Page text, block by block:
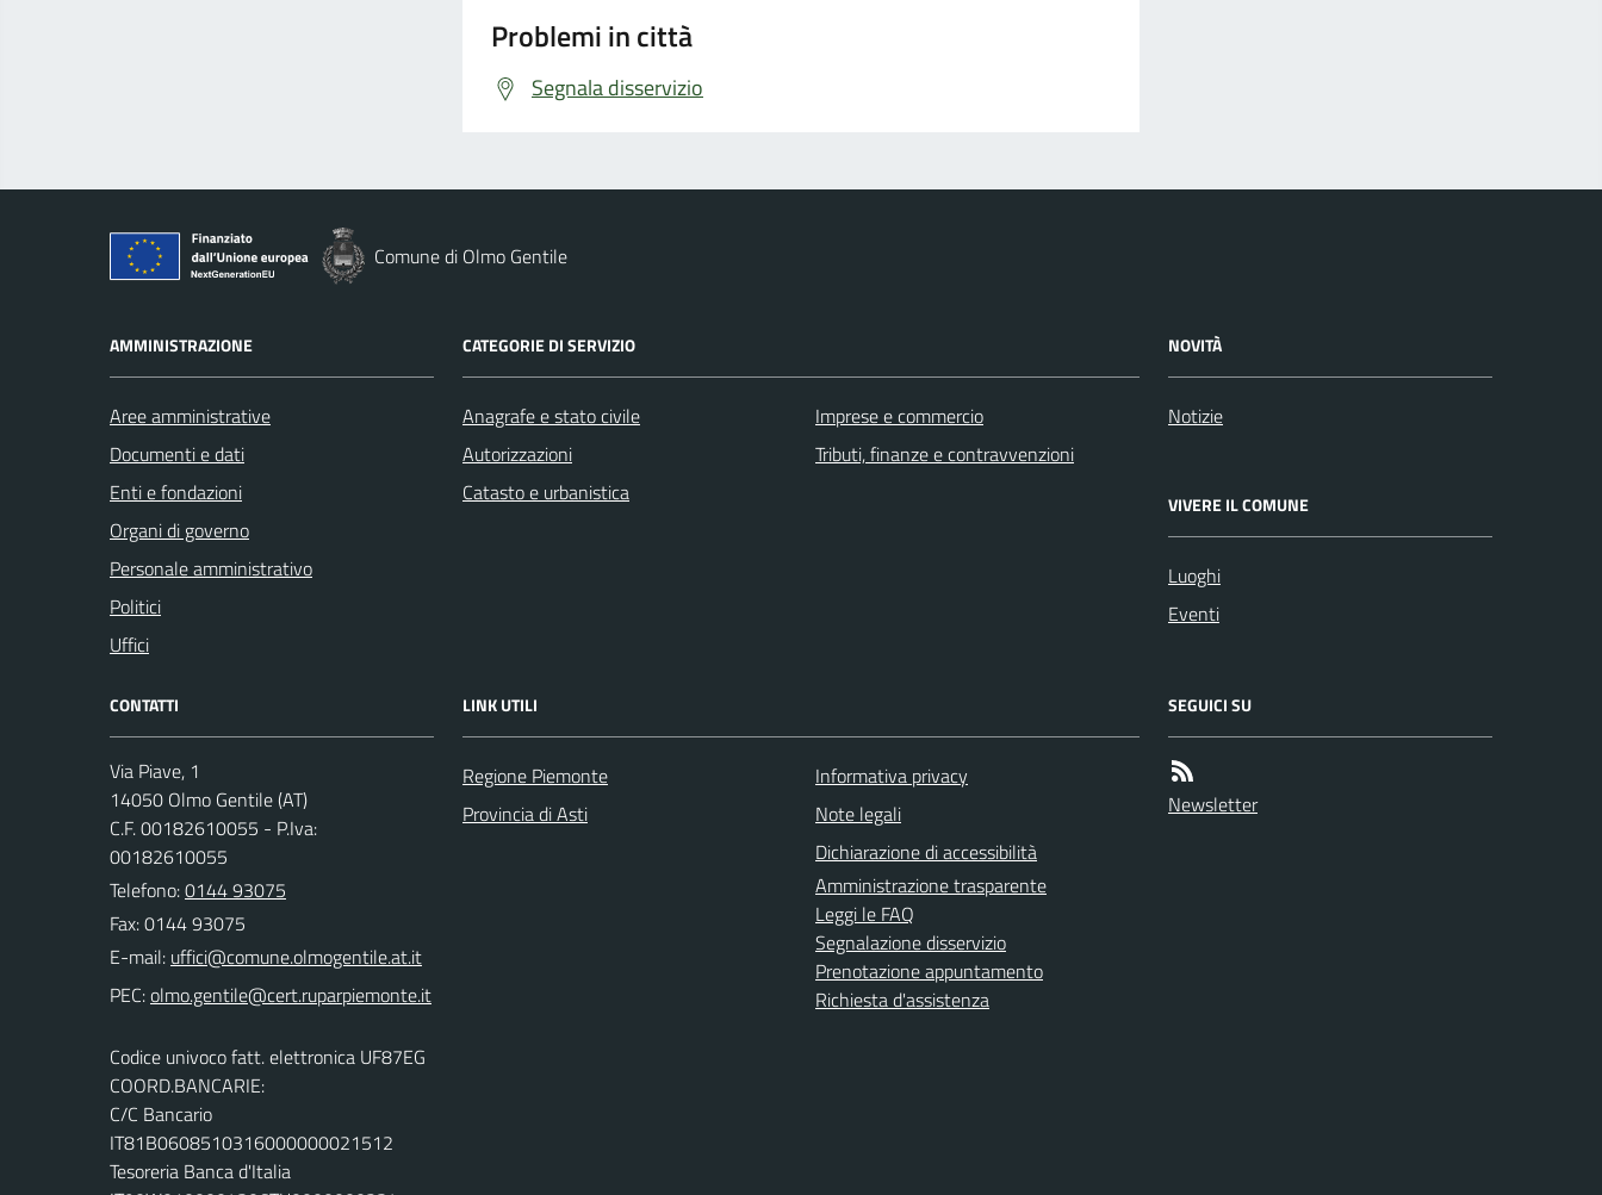
Problemi in città
Segnala disservizio
Comune di Olmo Gentile
AMMINISTRAZIONE
Aree amministrative
Documenti e dati
Enti e fondazioni
Organi di governo
Personale amministrativo
Politici
Uffici
CATEGORIE DI SERVIZIO
Anagrafe e stato civile
Autorizzazioni
Catasto e urbanistica
Imprese e commercio
Tributi, finanze e contravvenzioni
NOVITÀ
Notizie
VIVERE IL COMUNE
Luoghi
Eventi
CONTATTI
Via Piave, 1
14050 Olmo Gentile (AT)
C.F. 00182610055 - P.Iva:
00182610055
Telefono:0144 93075
Fax: 0144 93075
E-mail:
PEC:
Codice univoco fatt. elettronica UF87EG
COORD.BANCARIE:
C/C Bancario
IT81B0608510316000000021512
Tesoreria Banca d'Italia
LINK UTILI
Regione Piemonte
Provincia di Asti
Informativa privacy
Note legali
Dichiarazione di accessibilità
Amministrazione trasparente
Leggi le FAQ
Segnalazione disservizio
Prenotazione appuntamento
Richiesta d'assistenza
SEGUICI SU
Newsletter